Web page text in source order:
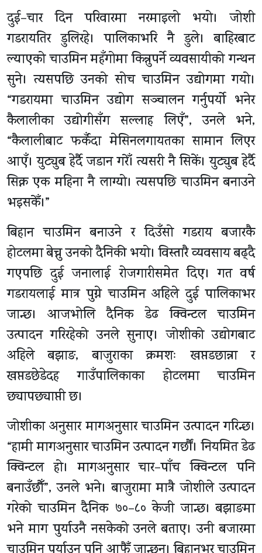
दुई–चार दिन परिवारमा नरमाइलो भयो। जोशी
गडरायतिर डुलिरहे। पालिकाभरि नै डुले। बाहिरबाट
ल्याएको चाउमिन महँगोमा किन्नुपर्ने व्यवसायीको गन्थन
सुने। त्यसपछि उनको सोच चाउमिन उद्योगमा गयो।
“गडरायमा चाउमिन उद्योग सञ्चालन गर्नुपर्यो भनेर
कैलालीका उद्योगीसँग सल्लाह लिएँ”, उनले भने,
“कैलालीबाट फर्कँदा मेसिनलगायतका सामान लिएर
आएँ। युट्युब हेर्दै जडान गरेँ। त्यसरी नै सिकें। युट्युब हेर्दै
सिक्न एक महिना नै लाग्यो। त्यसपछि चाउमिन बनाउने
भइसकेँ।”
बिहान चाउमिन बनाउने र दिउँसो गडराय बजारकै
होटलमा बेच्नु उनको दैनिकी भयो। विस्तारै व्यवसाय बढ्दै
गएपछि दुई जनालाई रोजगारीसमेत दिए। गत वर्ष
गडरायलाई मात्र पुग्ने चाउमिन अहिले दुई पालिकाभर
जान्छ। आजभोलि दैनिक डेढ क्विन्टल चाउमिन
उत्पादन गरिरहेको उनले सुनाए। जोशीको उद्योगबाट
अहिले बझाङ, बाजुराका क्रमशः खप्तडछान्ना र
खप्तडछेडेदह गाउँपालिकाका होटलमा चाउमिन
छ्यापछ्याप्ती छ।
जोशीका अनुसार मागअनुसार चाउमिन उत्पादन गरिन्छ।
“हामी मागअनुसार चाउमिन उत्पादन गर्छौं। नियमित डेढ
क्विन्टल हो। मागअनुसार चार–पाँच क्विन्टल पनि
बनाउँछौँ”, उनले भने। बाजुरामा मात्रै जोशीले उत्पादन
गरेको चाउमिन दैनिक ७०–८० केजी जान्छ। बझाङमा
भने माग पुर्याउनै नसकेको उनले बताए। उनी बजारमा